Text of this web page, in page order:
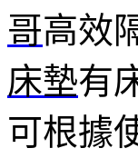
哥高效
床墊有
可根據